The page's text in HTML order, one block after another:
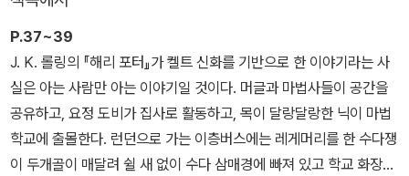
촉 문명, 온택트 시대’ 등이다. 이 책은 빛의 속도로 변화하는 현실 속
에서 삶의 본질을 꿰뚫어 볼 수 있는 눈을 길러줄 것이다.
P.37~39
J. K. 롤링의 『해리 포터』가 켈트 신화를 기반으로 한 이야기라는 사
실은 아는 사람만 아는 이야기일 것이다. 머글과 마법사들이 공간을
공유하고, 요정 도비가 집사로 활동하고, 목이 달랑달랑한 닉이 마법
학교에 출몰한다. 런던으로 가는 이층버스에는 레게머리를 한 수다쟁
이 두개골이 매달려 쉴 새 없이 수다 삼매경에 빠져 있고 학교 화장실